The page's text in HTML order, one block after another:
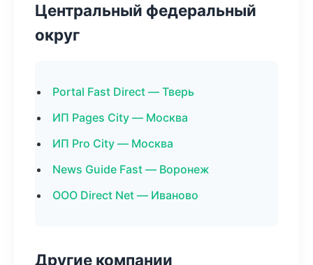
Центральный федеральный
округ
Portal Fast Direct — Тверь
ИП Pages City — Москва
ИП Pro City — Москва
News Guide Fast — Воронеж
ООО Direct Net — Иваново
Другие компании